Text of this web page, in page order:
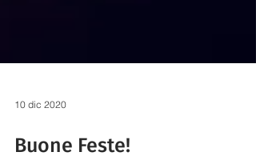
10 dic 2020